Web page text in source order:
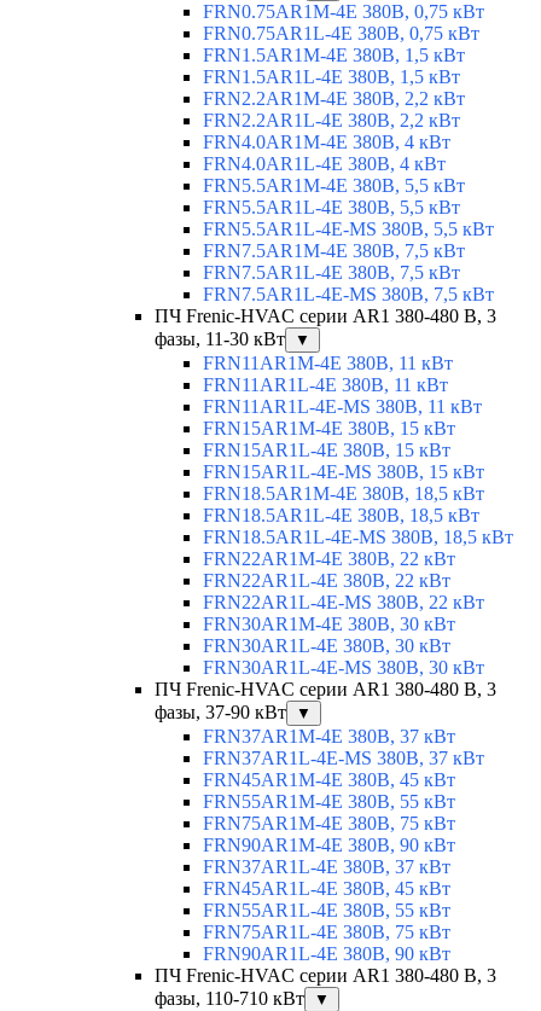
FRN0.75AR1M-4E 380В, 0,75 кВт
FRN0.75AR1L-4E 380В, 0,75 кВт
FRN1.5AR1M-4E 380В, 1,5 кВт
FRN1.5AR1L-4E 380В, 1,5 кВт
FRN2.2AR1M-4E 380В, 2,2 кВт
FRN2.2AR1L-4E 380В, 2,2 кВт
FRN4.0AR1M-4E 380В, 4 кВт
FRN4.0AR1L-4E 380В, 4 кВт
FRN5.5AR1M-4E 380В, 5,5 кВт
FRN5.5AR1L-4E 380В, 5,5 кВт
FRN5.5AR1L-4E-MS 380В, 5,5 кВт
FRN7.5AR1M-4E 380В, 7,5 кВт
FRN7.5AR1L-4E 380В, 7,5 кВт
FRN7.5AR1L-4E-MS 380В, 7,5 кВт
ПЧ Frenic-HVAC серии AR1 380-480 В, 3
фазы, 11-30 кВт
▼
FRN11AR1M-4E 380В, 11 кВт
FRN11AR1L-4E 380В, 11 кВт
FRN11AR1L-4E-MS 380В, 11 кВт
FRN15AR1M-4E 380В, 15 кВт
FRN15AR1L-4E 380В, 15 кВт
FRN15AR1L-4E-MS 380В, 15 кВт
FRN18.5AR1M-4E 380В, 18,5 кВт
FRN18.5AR1L-4E 380В, 18,5 кВт
FRN18.5AR1L-4E-MS 380В, 18,5 кВт
FRN22AR1M-4E 380В, 22 кВт
FRN22AR1L-4E 380В, 22 кВт
FRN22AR1L-4E-MS 380В, 22 кВт
FRN30AR1M-4E 380В, 30 кВт
FRN30AR1L-4E 380В, 30 кВт
FRN30AR1L-4E-MS 380В, 30 кВт
ПЧ Frenic-HVAC серии AR1 380-480 В, 3
фазы, 37-90 кВт
▼
FRN37AR1M-4E 380В, 37 кВт
FRN37AR1L-4E-MS 380В, 37 кВт
FRN45AR1M-4E 380В, 45 кВт
FRN55AR1M-4E 380В, 55 кВт
FRN75AR1M-4E 380В, 75 кВт
FRN90AR1M-4E 380В, 90 кВт
FRN37AR1L-4E 380В, 37 кВт
FRN45AR1L-4E 380В, 45 кВт
FRN55AR1L-4E 380В, 55 кВт
FRN75AR1L-4E 380В, 75 кВт
FRN90AR1L-4E 380В, 90 кВт
ПЧ Frenic-HVAC серии AR1 380-480 В, 3
фазы, 110-710 кВт
▼